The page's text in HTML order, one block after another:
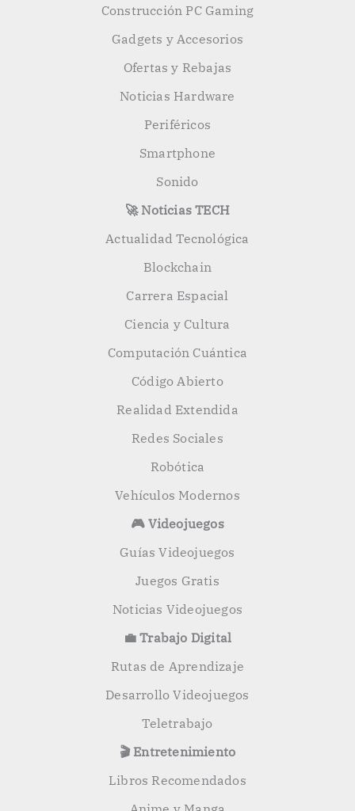
Construcción PC Gaming
Gadgets y Accesorios
Ofertas y Rebajas
Noticias Hardware
Periféricos
Smartphone
Sonido
🚀 Noticias TECH
Actualidad Tecnológica
Blockchain
Carrera Espacial
Ciencia y Cultura
Computación Cuántica
Código Abierto
Realidad Extendida
Redes Sociales
Robótica
Vehículos Modernos
🎮 Videojuegos
Guías Videojuegos
Juegos Gratis
Noticias Videojuegos
💼 Trabajo Digital
Rutas de Aprendizaje
Desarrollo Videojuegos
Teletrabajo
🎬 Entretenimiento
Libros Recomendados